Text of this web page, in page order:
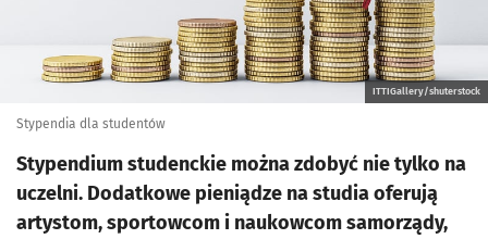
ITTIGallery/shuterstock
Stypendia dla studentów
Stypendium studenckie można zdobyć nie tylko na
uczelni. Dodatkowe pieniądze na studia oferują
artystom, sportowcom i naukowcom samorządy,